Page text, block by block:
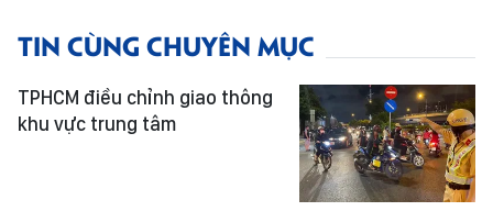
TIN CÙNG CHUYÊN MỤC
TPHCM điều chỉnh giao thông
khu vực trung tâm